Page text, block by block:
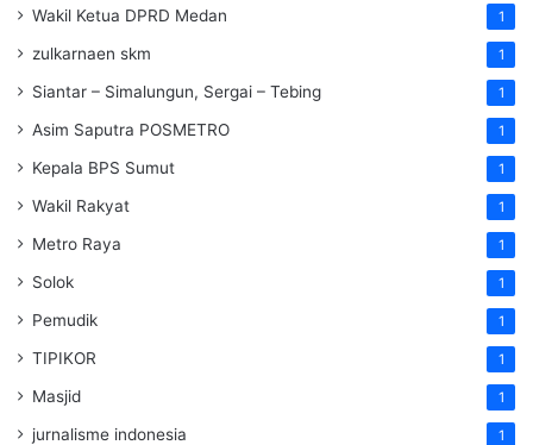
Wakil Ketua DPRD Medan 1
zulkarnaen skm 1
Siantar – Simalungun, Sergai – Tebing 1
Asim Saputra POSMETRO 1
Kepala BPS Sumut 1
Wakil Rakyat 1
Metro Raya 1
Solok 1
Pemudik 1
TIPIKOR 1
Masjid 1
jurnalisme indonesia 1